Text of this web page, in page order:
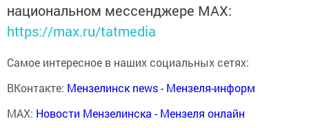
национальном мессенджере MАХ:
https://max.ru/tatmedia
Самое интересное в наших социальных сетях:
ВКонтакте: Мензелинск news - Мензеля-информ
MAX: Новости Мензелинска - Мензеля онлайн